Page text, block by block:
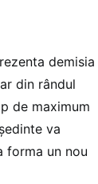
demisia
din rândul
de maximum
va
forma un nou